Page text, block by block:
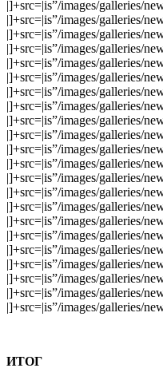
|]+src=|is”/images/galleries/
|]+src=|is”/images/galleries/
|]+src=|is”/images/galleries/
|]+src=|is”/images/galleries/
|]+src=|is”/images/galleries/
|]+src=|is”/images/galleries/
|]+src=|is”/images/galleries/
|]+src=|is”/images/galleries/
|]+src=|is”/images/galleries/
|]+src=|is”/images/galleries/
|]+src=|is”/images/galleries/
|]+src=|is”/images/galleries/
|]+src=|is”/images/galleries/
|]+src=|is”/images/galleries/
|]+src=|is”/images/galleries/
|]+src=|is”/images/galleries/
|]+src=|is”/images/galleries/
|]+src=|is”/images/galleries/
|]+src=|is”/images/galleries/
|]+src=|is”/images/galleries/
|]+src=|is”/images/galleries/
|]+src=|is”/images/galleries/
ИТОГ